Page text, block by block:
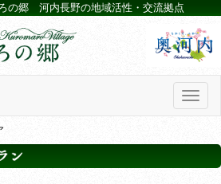
の郷 河内長野の地域活性・交流拠点